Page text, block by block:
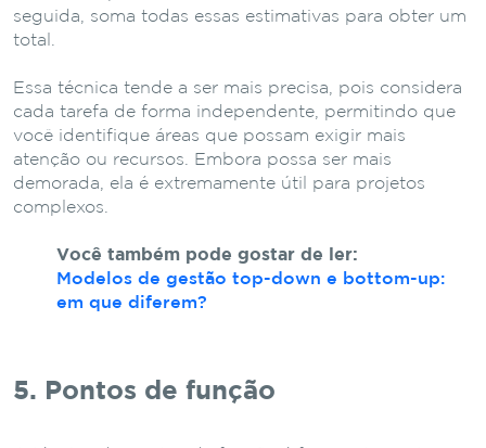
seguida, soma todas essas estimativas para obter um
total.
Essa técnica tende a ser mais precisa, pois considera
cada tarefa de forma independente, permitindo que
você identifique áreas que possam exigir mais
atenção ou recursos. Embora possa ser mais
demorada, ela é extremamente útil para projetos
complexos.
Você também pode gostar de ler:
Modelos de gestão top-down e bottom-up:
em que diferem?
5. Pontos de função